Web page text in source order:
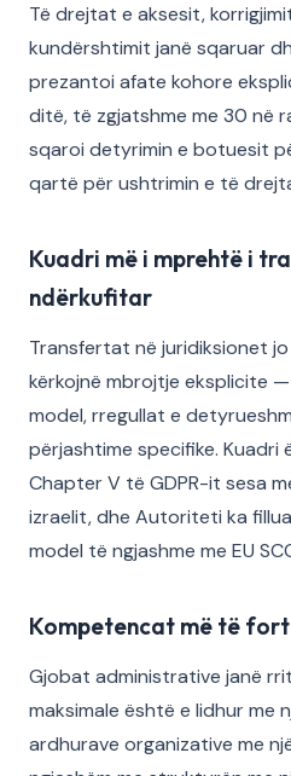
Të drejtat e aksesit,
kundërshtimit janë sqaruar
prezantoi afate kohore
ditë, të zgjatshme me 30 në
sqaroi detyrimin e botuesit
qartë për ushtrimin e të
Kuadri më i mprehtë i
ndërkufitar
Transfertat në juridiksionet
kërkojnë mbrojtje eksplicite
model, rregullat e
përjashtime specifike. Kuadri
Chapter V të GDPR-it sesa
izraelit, dhe Autoriteti ka
model të ngjashme me EU
Kompetencat më të
Gjobat administrative janë
maksimale është e lidhur me
ardhurave organizative me